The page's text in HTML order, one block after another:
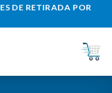
DE RETIRADA POR